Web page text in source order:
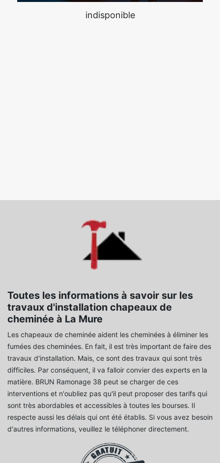
indisponible
Toutes les informations à savoir sur les
travaux d'installation chapeaux de
cheminée à La Mure
Les chapeaux de cheminée aident les cheminées à éliminer les
fumées des cheminées. En fait, il est très important de faire des
travaux d'installation. Mais, ce sont des travaux qui sont très
difficiles. Par conséquent, il va falloir convier des experts en la
matière. BRUN Ramonage 38 peut se charger de ces
interventions et n'oubliez pas qu'il peut proposer des tarifs qui
sont très abordables et accessibles à toutes les bourses. Il
respecte aussi les délais qui ont été établis. Si vous avez besoin
d'autres informations, veuillez le téléphoner directement.